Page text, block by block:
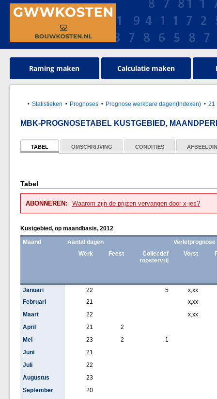
Raming maken Calculatie maken
Statistieken Prognoses Prognose werkbare dagen(Indexen) 21
MBK-PROGNOSETABEL KUSTGEBIED,
TABEL OMSCHRIJVING CONDITIES
Tabel
ABONNEREN: Waarom zijn de prijzen vervangen door x-jes?
Kustgebied, op maandbasis, 2012
Maand
Aantal dagen
Verletprognose
Werk
Feest
Collectief
roostervrij
Vorst
Januari 22 5
x,xx
Februari
21
x,xx
Maart
22
x,xx
April
21
2
Mei
23 2
1
Juni
21
Juli
22
Augustus
23
September
20